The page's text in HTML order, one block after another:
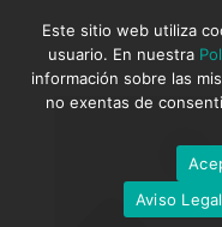
Este sitio web utiliza
usuario. En nuestra
información sobre las
no exentas de
Aviso